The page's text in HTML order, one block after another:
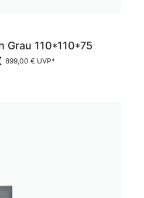
Grau 110*110*75
899,00 € UVP*